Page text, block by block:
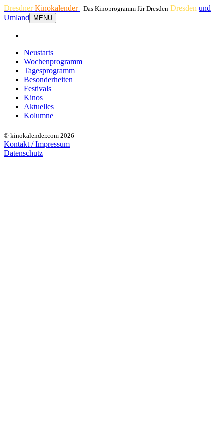
DresdnerKinokalender - Das Kinoprogramm für Dresden Dresden und
Umland
MENU
Neustarts
Wochenprogramm
Tagesprogramm
Besonderheiten
Festivals
Kinos
Aktuelles
Kolumne
© kinokalender.com 2026
Kontakt / Impressum
Datenschutz